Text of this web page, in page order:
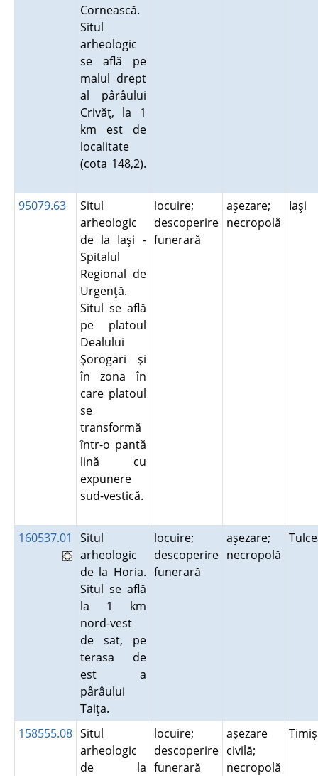
Cornească.
Situl
arheologic
se află pe
malul drept
al pârâului
Crivăţ, la 1
km est de
localitate
(cota 148,2).
95079.63
Situl
arheologic
de la Iaşi -
Spitalul
Regional de
Urgenţă.
Situl se află
pe platoul
Dealului
Şorogari şi
în zona în
care platoul
se
transformă
într-o pantă
lină cu
expunere
sud-vestică.
locuire;
descoperire
funerară
aşezare;
necropolă
Iaşi
160537.01
Situl
arheologic
de la Horia.
Situl se află
la 1 km
nord-vest
de sat, pe
terasa de
est a
pârâului
Taiţa.
locuire;
descoperire
funerară
aşezare;
necropolă
158555.08 Situl
arheologic
de la
locuire;
descoperire
funerară
aşezare
civilă;
necropolă